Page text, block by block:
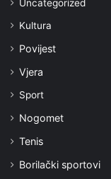
Uncategorized
Kultura
Povijest
Vjera
Sport
Nogomet
Tenis
Borilački sportovi